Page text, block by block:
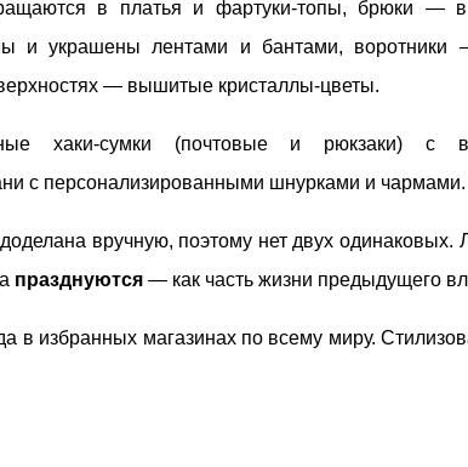
в платья и фартуки-топы, брюки —
и украшены лентами и бантами, воротники
— вышитые кристаллы-цветы.
хаки-сумки (почтовые и рюкзаки) с
с персонализированными шнурками и чармами.
вручную, поэтому нет двух одинаковых.
празднуются — как часть жизни предыдущего
в избранных магазинах по всему миру.